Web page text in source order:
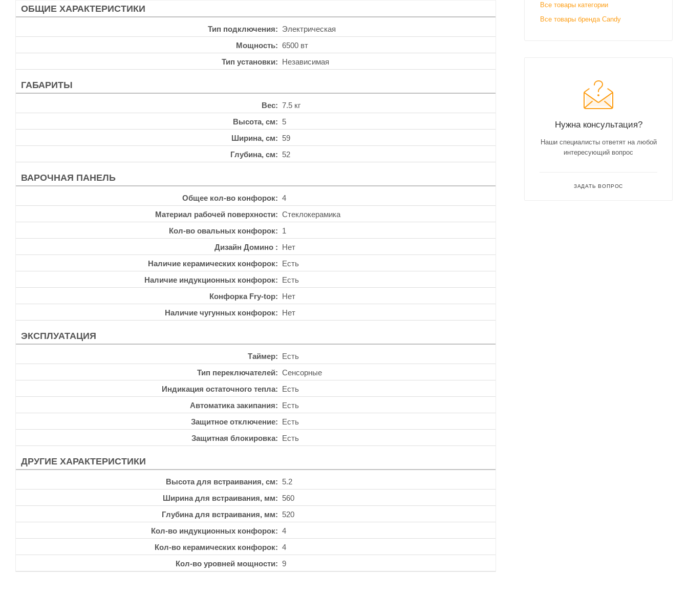
ОБЩИЕ ХАРАКТЕРИСТИКИ
Тип подключения
Электрическая
Мощность
6500 вт
Тип установки
Независимая
ГАБАРИТЫ
Вес
7.5 кг
Высота, см
5
Ширина, см
59
Глубина, см
52
ВАРОЧНАЯ ПАНЕЛЬ
Общее кол-во конфорок
4
Материал рабочей поверхности
Стеклокерамика
Кол-во овальных конфорок
1
Дизайн Домино
Нет
Наличие керамических конфорок
Есть
Наличие индукционных конфорок
Есть
Конфорка Fry-top
Нет
Наличие чугунных конфорок
Нет
ЭКСПЛУАТАЦИЯ
Таймер
Есть
Тип переключателей
Сенсорные
Индикация остаточного тепла
Есть
Автоматика закипания
Есть
Защитное отключение
Есть
Защитная блокировка
Есть
ДРУГИЕ ХАРАКТЕРИСТИКИ
Высота для встраивания, см
5.2
Ширина для встраивания, мм
560
Глубина для встраивания, мм
520
Кол-во индукционных конфорок
4
Кол-во керамических конфорок
4
Кол-во уровней мощности
9
Все товары категории
Все товары бренда Candy
Нужна консультация?
Наши специалисты ответят на любой
интересующий вопрос
ЗАДАТЬ ВОПРОС